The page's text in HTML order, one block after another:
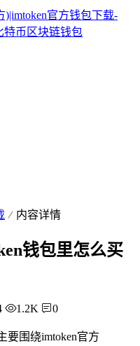
内容详情
钱包里怎么买
1.2K 0
要围绕imtoken官方